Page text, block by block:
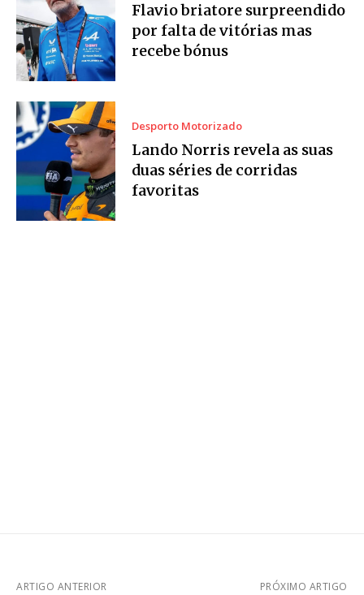
Flavio briatore surpreendido
por falta de vitórias mas
recebe bónus
Desporto Motorizado
Lando Norris revela as suas
duas séries de corridas
favoritas
ARTIGO ANTERIOR PRÓXIMO ARTIGO